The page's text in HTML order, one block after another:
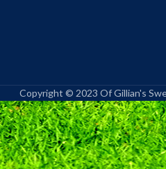
Copyright © 2023 Of Gillian's